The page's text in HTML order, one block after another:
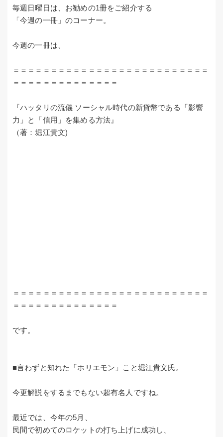
毎週日曜日は、お勧めの1冊をご紹介する
「今週の一冊」のコーナー。
今週の一冊は、
＝＝＝＝＝＝＝＝＝＝＝＝＝＝＝＝＝＝＝＝＝＝＝＝＝＝
＝＝＝＝＝＝＝＝＝＝＝＝＝＝
『ハッタリの流儀 ソーシャル時代の新貨幣である「影響
力」と「信用」を集める方法』
（著：堀江貴文)
＝＝＝＝＝＝＝＝＝＝＝＝＝＝＝＝＝＝＝＝＝＝＝＝＝＝
＝＝＝＝＝＝＝＝＝＝＝＝＝＝
です。
■言わずと知れた「ホリエモン」こと堀江貴文氏。
今更解説をするまでもない超有名人ですね。
最近では、今年の5月、
民間で初めてのロケットの打ち上げに成功し、